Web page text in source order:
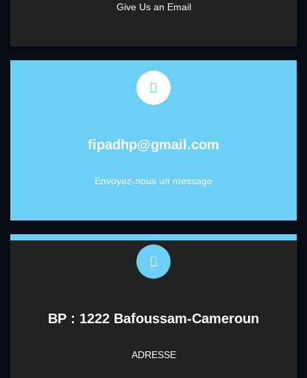
Give Us an Email
fipadhp@gmail.com
Envoyez-nous un message
BP : 1222 Bafoussam-Cameroun
ADRESSE